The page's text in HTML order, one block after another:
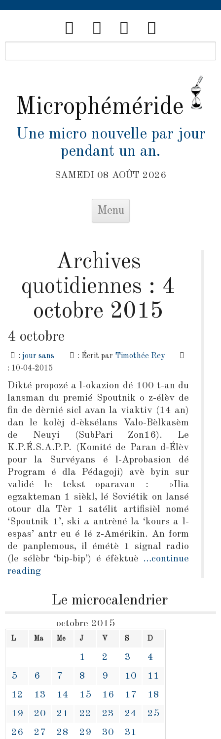
Microphéméride
Une micro nouvelle par jour
pendant un an.
SAMEDI 08 AOÛT 2026
Menu
Archives
quotidiennes : 4
octobre 2015
4 octobre
:jour sans : Écrit par Timothée Rey
: 10-04-2015
Dikté propozé a l-okazion dé 100 t-an du
lansman du premié Spoutnik o z-élèv de
fin de dèrnié sicl avan la viaktiv (14 an)
dan le kolèj d-èksélans Valo-Bèlkasèm
de Neuyi (SubPari Zon16). Le
K.P.É.S.A.P.P. (Komité de Paran d-Élèv
pour la Survéyans é l-Aprobasion dé
Program é dla Pédagoji) avè byin sur
validé le tekst oparavan : »Ilia
egzakteman 1 sièkl, lé Soviétik on lansé
otour dla Tèr 1 satélit artifisièl nomé
‘Spoutnik 1’, ski a antrèné la ‘kours a l-
espas’ antr eu é lé z-Amérikin. An form
de panplemous, il émétè 1 signal radio
(le sélèbr ‘bip-bip’) é éfèktuè …continue
reading
Le microcalendrier
octobre 2015
L Ma Me J V S D
1 2 3
4
5
6 7 8 9 10
11
12
13 14 15 16 17
18
19
20 21 22 23 24
25
26
27 28 29 30 31